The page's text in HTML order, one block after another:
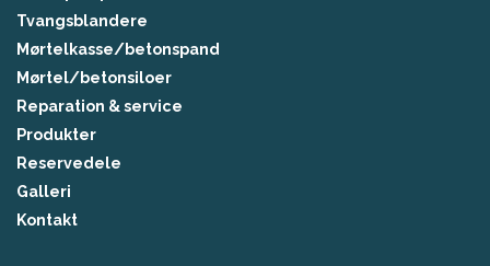
Tvangsblandere
Mørtelkasse/betonspand
Mørtel/betonsiloer
Reparation & service​
Produkter
Reservedele
Galleri
Kontakt